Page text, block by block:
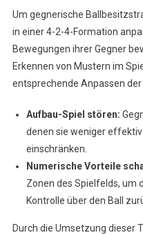
Um gegnerische
in einer 4-2-4-Formation
Bewegungen ihrer Gegner
Erkennen von Mustern im
entsprechende Anpassen der
Aufbau-Spiel stören:
denen sie weniger
einschränken.
Numerische Vorteile
Zonen des Spielfelds, um
Kontrolle über den Ball
Durch die Umsetzung dieser